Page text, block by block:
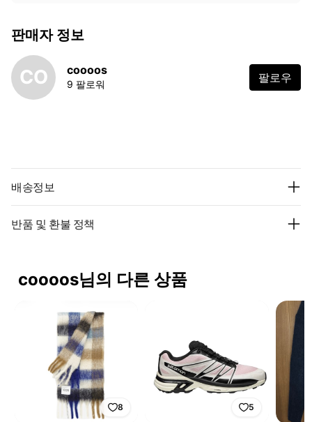
판매자 정보
CO coooos
9 팔로워 팔로우
배송정보
반품 및 환불 정책
coooos님의 다른 상품
8 5